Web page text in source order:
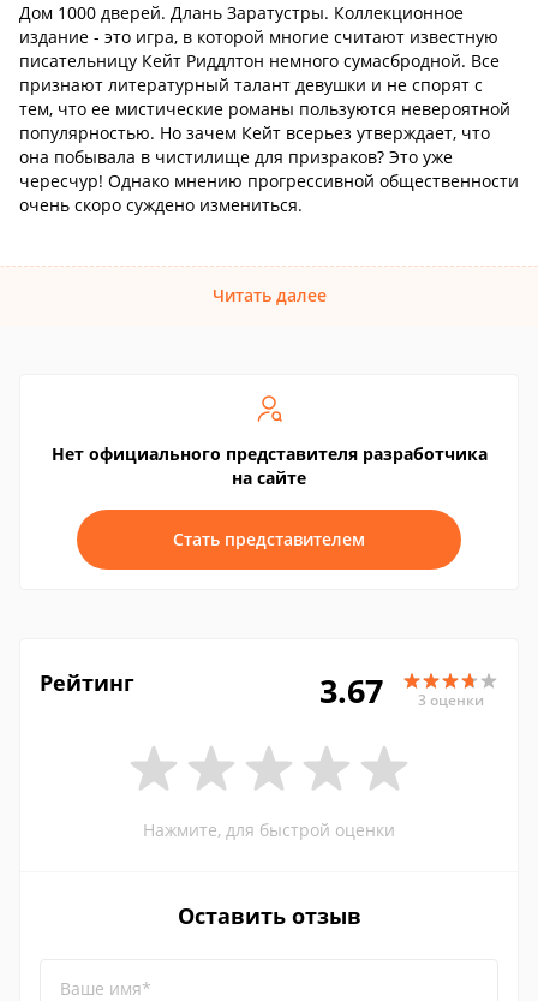
Дом 1000 дверей. Длань Заратустры. Коллекционное
издание - это игра, в которой многие считают известную
писательницу Кейт Риддлтон немного сумасбродной. Все
признают литературный талант девушки и не спорят с
тем, что ее мистические романы пользуются невероятной
популярностью. Но зачем Кейт всерьез утверждает, что
она побывала в чистилище для призраков? Это уже
чересчур! Однако мнению прогрессивной общественности
очень скоро суждено измениться.
Читать далее
Нет официального представителя разработчика
на сайте
Стать представителем
Рейтинг 3.67 3 оценки
Нажмите, для быстрой оценки
Оставить отзыв
Ваше имя*